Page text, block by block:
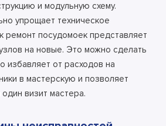
и модульную схему.
упрощает техническое
ремонт посудомоек представляет
на новые. Это можно сделать
избавляет от расходов на
в мастерскую и позволяет
визит мастера.